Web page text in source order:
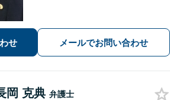
【休日・夜間相談可】
せ メールでお問い合わせ
岡 克典 弁護士